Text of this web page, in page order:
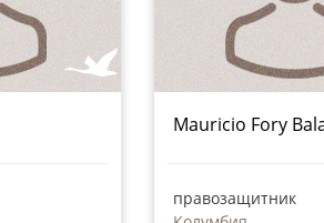
Mauricio Fory
правозащитник